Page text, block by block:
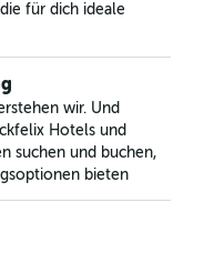
für dich ideale
wir. Und
Hotels und
suchen und buchen,
bieten